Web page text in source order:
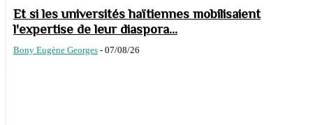
Et si les universités haïtiennes mobilisaient
l'expertise de leur diaspora...
Bony Eugène Georges - 07/08/26